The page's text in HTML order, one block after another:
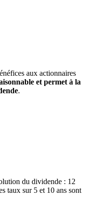
aux actionnaires
et permet à la
.
du dividende : 12
taux sur 5 et 10 ans sont